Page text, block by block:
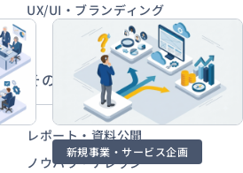
新規事業・サービス企画
UX/UI・ブランディング
その他から探す
レポート・資料公開
ノウハウ・ナレッジ